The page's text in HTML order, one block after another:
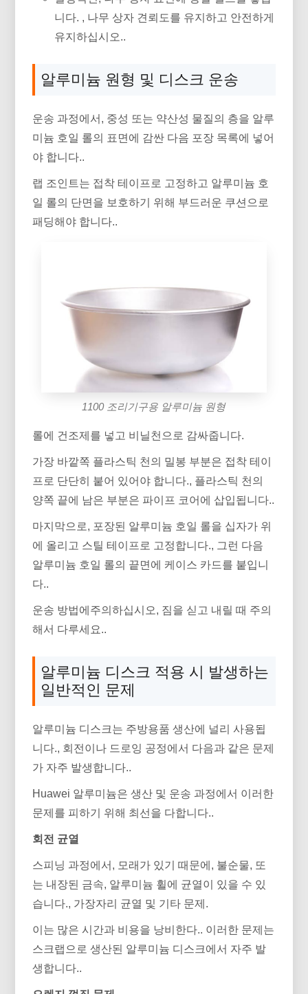
니다. , 나무 상자 견뢰도를 유지하고 안전하게
유지하십시오..
알루미늄 원형 및 디스크 운송
운송 과정에서, 중성 또는 약산성 물질의 층을 알루
미늄 호일 롤의 표면에 감싼 다음 포장 목록에 넣어
야 합니다..
랩 조인트는 접착 테이프로 고정하고 알루미늄 호
일 롤의 단면을 보호하기 위해 부드러운 쿠션으로
패딩해야 합니다..
1100 조리기구용 알루미늄 원형
롤에 건조제를 넣고 비닐천으로 감싸줍니다.
가장 바깥쪽 플라스틱 천의 밀봉 부분은 접착 테이
프로 단단히 붙어 있어야 합니다., 플라스틱 천의
양쪽 끝에 남은 부분은 파이프 코어에 삽입됩니다..
마지막으로, 포장된 알루미늄 호일 롤을 십자가 위
에 올리고 스틸 테이프로 고정합니다., 그런 다음
알루미늄 호일 롤의 끝면에 케이스 카드를 붙입니
다..
운송 방법에주의하십시오, 짐을 싣고 내릴 때 주의
해서 다루세요..
알루미늄 디스크 적용 시 발생하는
일반적인 문제
알루미늄 디스크는 주방용품 생산에 널리 사용됩
니다., 회전이나 ​​드로잉 공정에서 다음과 같은 문제
가 자주 발생합니다..
Huawei 알루미늄은 생산 및 운송 과정에서 이러한
문제를 피하기 위해 최선을 다합니다..
회전 균열
스피닝 과정에서, 모래가 있기 때문에, 불순물, 또
는 내장된 금속, 알루미늄 휠에 균열이 있을 수 있
습니다., 가장자리 균열 및 기타 문제.
이는 많은 시간과 비용을 낭비한다.. 이러한 문제는
스크랩으로 생산된 알루미늄 디스크에서 자주 발
생합니다..